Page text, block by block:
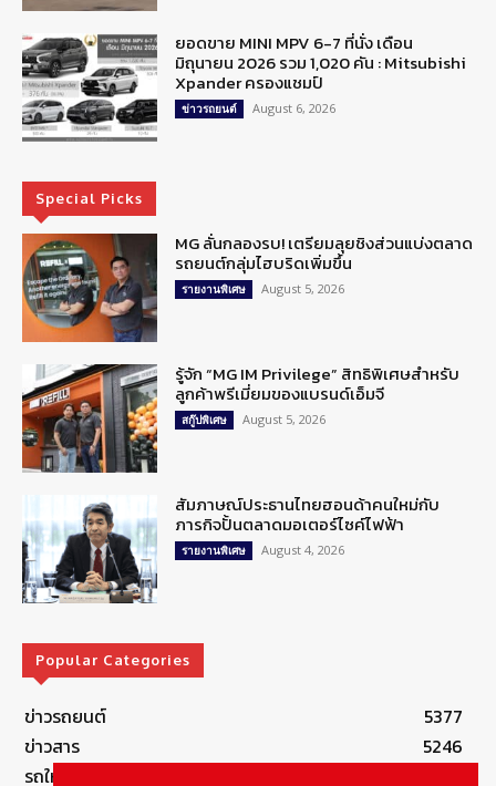
ยอดขาย MINI MPV 6-7 ที่นั่ง เดือน
มิถุนายน 2026 รวม 1,020 คัน : Mitsubishi
Xpander ครองแชมป์
ข่าวรถยนต์ August 6, 2026
Special Picks
MG ลั่นกลองรบ! เตรียมลุยชิงส่วนแบ่งตลาด
รถยนต์กลุ่มไฮบริดเพิ่มขึ้น
รายงานพิเศษ August 5, 2026
รู้จัก “MG IM Privilege” สิทธิพิเศษสำหรับ
ลูกค้าพรีเมี่ยมของแบรนด์เอ็มจี
สกู๊ปพิเศษ August 5, 2026
สัมภาษณ์ประธานไทยฮอนด้าคนใหม่กับ
ภารกิจปั้นตลาดมอเตอร์ไซค์ไฟฟ้า
รายงานพิเศษ August 4, 2026
Popular Categories
ข่าวรถยนต์
5377
ข่าวสาร
5246
รถใหม่